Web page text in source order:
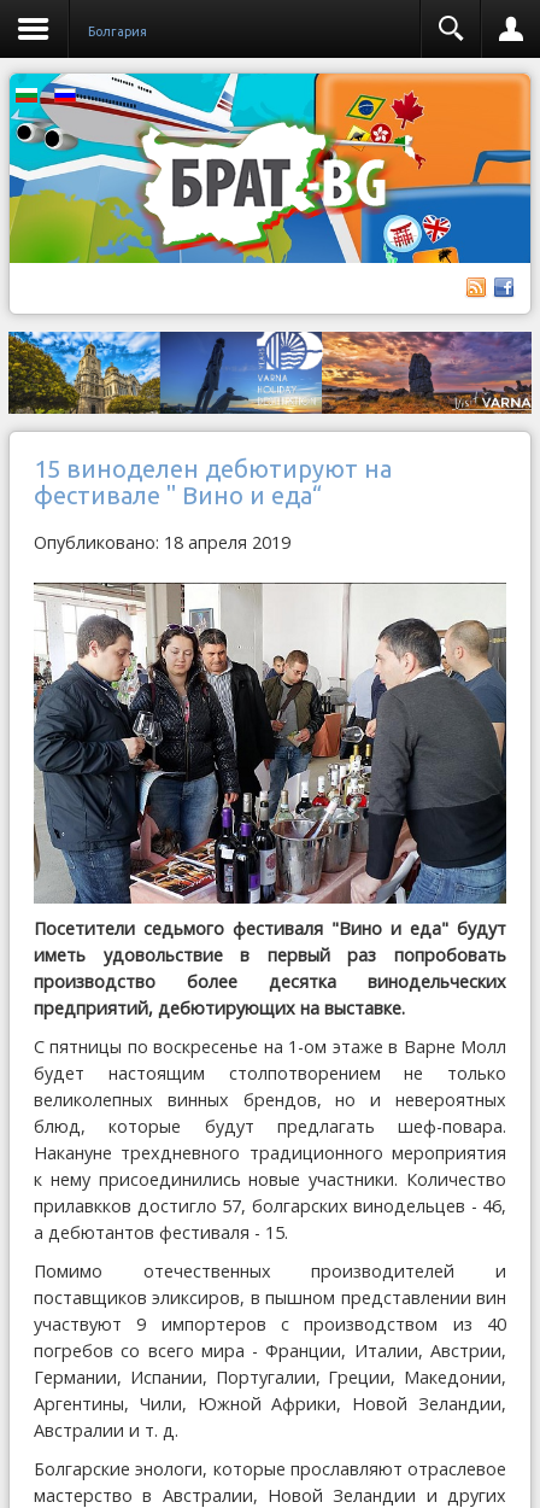
Бoлгария
15 виноделен дебютируют на
фестивале " Вино и еда“
Опубликовано: 18 апреля 2019
Посетители седьмого фестиваля "Вино и еда" будут
иметь удовольствие в первый раз попробовать
производство более десятка винодельческих
предприятий, дебютирующих на выставке.
С пятницы по воскресенье на 1-ом этаже в Варне Молл
будет настоящим столпотворением не только
великолепных винных брендов, но и невероятных
блюд, которые будут предлагать шеф-повара.
Накануне трехдневного традиционного мероприятия
к нему присоединились новые участники. Количество
прилавкков достигло 57, болгарских винодельцев - 46,
а дебютантов фестиваля - 15.
Помимо отечественных производителей и
поставщиков эликсиров, в пышном представлении вин
участвуют 9 импортеров с производством из 40
погребов со всего мира - Франции, Италии, Австрии,
Германии, Испании, Португалии, Греции, Македонии,
Аргентины, Чили, Южной Африки, Новой Зеландии,
Австралии и т. д.
Болгарские энологи, которые прославляют отраслевое
мастерство в Австралии, Новой Зеландии и других